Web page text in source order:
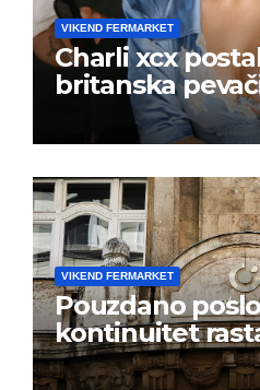
VIKEND FERMARKET
Charli xcx
britanska
albuma na
istoj
VIKEND FERMARKET
Pouzdano
kontinuitet